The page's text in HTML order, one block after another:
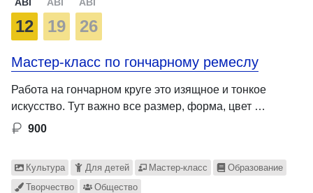
12 19 26
Мастер-класс по гончарному ремеслу
Работа на гончарном круге это изящное и тонкое
искусство. Тут важно все размер, форма, цвет …
900
Культура Для детей Мастер-класс
Образование
Творчество
Общество